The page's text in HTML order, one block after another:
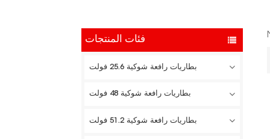
فئات المنتجات
بطاريات رافعة شوكية 25.6 فولت
بطاريات رافعة شوكية 48 فولت
بطاريات رافعة شوكية 51.2 فولت